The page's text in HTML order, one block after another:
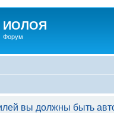
ИОЛОЯ
Форум
вы должны быть